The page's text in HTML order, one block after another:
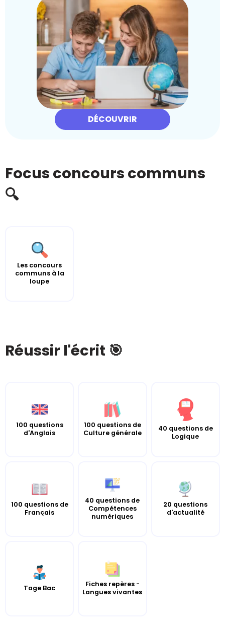
DÉCOUVRIR
Focus concours communs
🔍
Les concours
communs à la
loupe
Réussir l'écrit 🎯
100 questions
d'Anglais
100 questions de
Culture générale
40 questions de
Logique
100 questions de
Français
40 questions de
Compétences
numériques
20 questions
d'actualité
Tage Bac
Fiches repères -
Langues vivantes